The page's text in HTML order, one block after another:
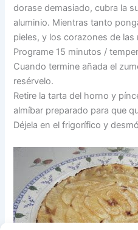
dorase demasiado, cubra la
aluminio. Mientras tanto
pieles, y los corazones de las
Programe 15 minutos /
Cuando termine añada el
resérvelo.
Retire la tarta del horno y
almíbar preparado para que
Déjela en el frigorífico y